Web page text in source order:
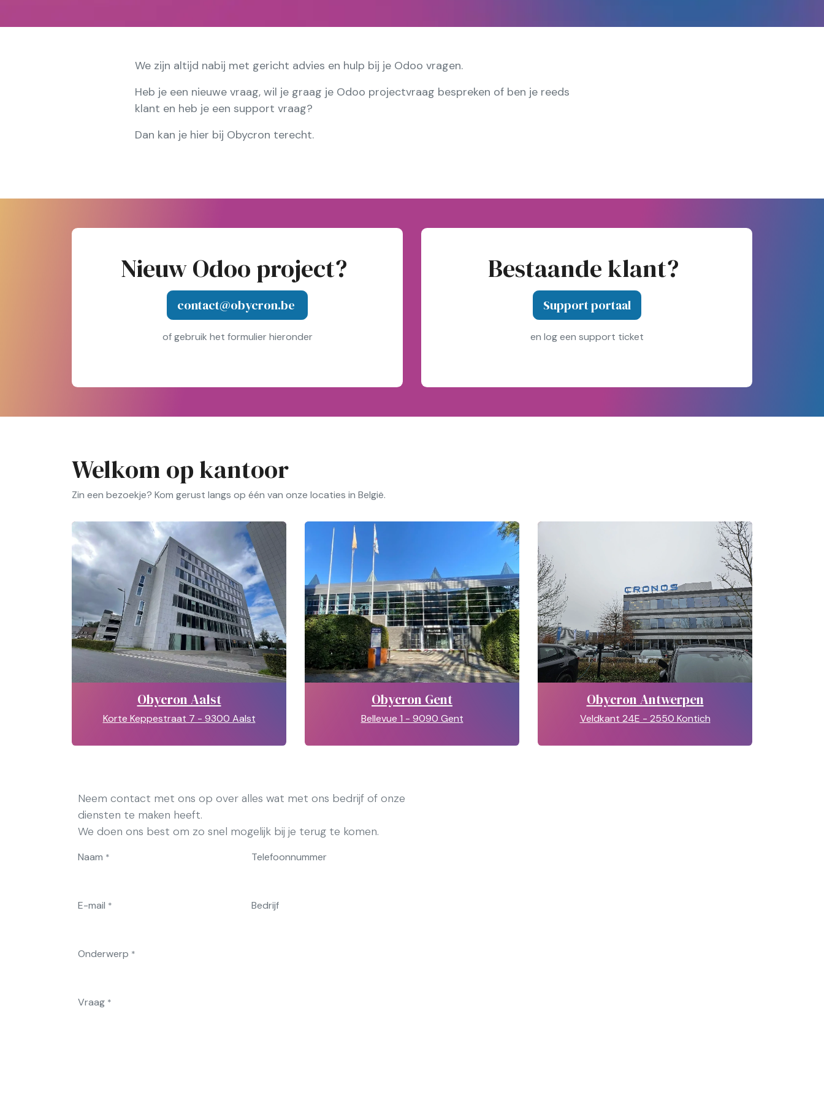
We zijn altijd nabij met gericht advies en hulp bij je Odoo vragen.
Heb je een nieuwe vraag, wil je graag je Odoo projectvraag bespreken of ben je reeds
klant en heb je een support vraag?
Dan kan je hier bij Obycron terecht.
Nieuw Odoo project?
contact@obycron.be
of gebruik het formulier hieronder
Bestaande klant?
Support portaal
en log een support ticket
Welkom op kantoor
Zin een bezoekje? Kom gerust langs op één van onze locaties in België.
Obycron Aalst
Korte Keppestraat 7 - 9300 Aalst
Obycron Gent
Bellevue 1 - 9090 Gent
Obycron Antwerpen
Veldkant 24E - 2550 Kontich
Neem contact met ons op over alles wat met ons bedrijf of onze
diensten te maken heeft.
We doen ons best om zo snel mogelijk bij je terug te komen.
Naam * Telefoonnummer
E-mail * Bedrijf
Onderwerp *
Vraag *